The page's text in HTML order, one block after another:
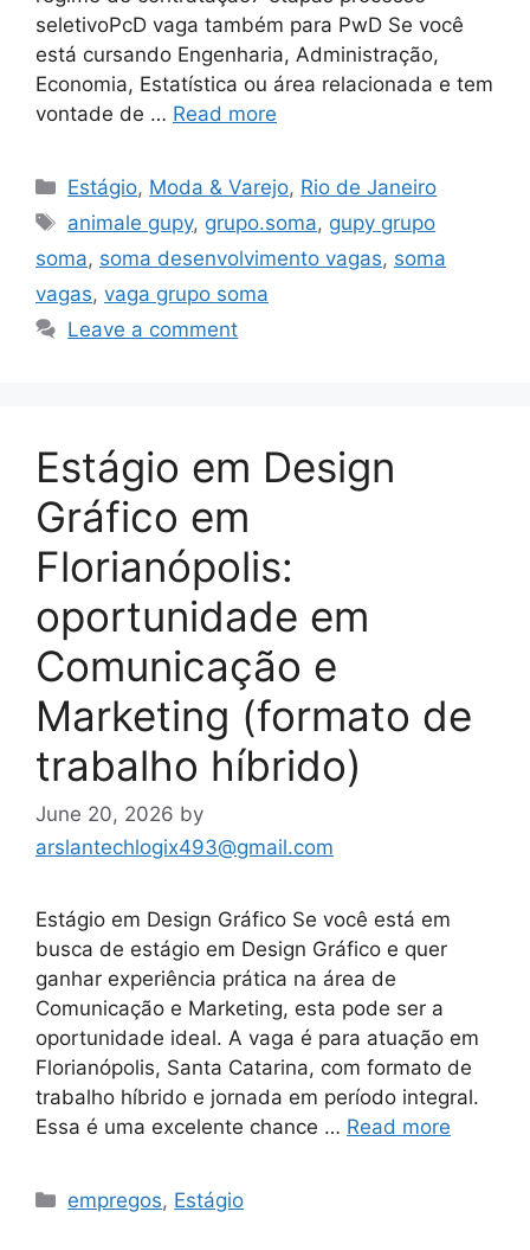
seletivoPcD vaga também para PwD Se você
está cursando Engenharia, Administração,
Economia, Estatística ou área relacionada e tem
vontade de … Read more
Categories
Estágio, Moda & Varejo, Rio de Janeiro
Tags
animale gupy, grupo.soma, gupy grupo
soma, soma desenvolvimento vagas, soma
vagas, vaga grupo soma
Leave a comment
Estágio em Design
Gráfico em
Florianópolis:
oportunidade em
Comunicação e
Marketing (formato de
trabalho híbrido)
June 20, 2026 by
arslantechlogix493@gmail.com
Estágio em Design Gráfico Se você está em
busca de estágio em Design Gráfico e quer
ganhar experiência prática na área de
Comunicação e Marketing, esta pode ser a
oportunidade ideal. A vaga é para atuação em
Florianópolis, Santa Catarina, com formato de
trabalho híbrido e jornada em período integral.
Essa é uma excelente chance … Read more
Categories
empregos, Estágio